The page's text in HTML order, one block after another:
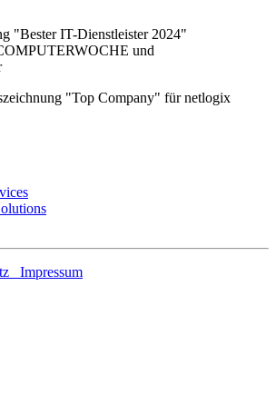
Impressum